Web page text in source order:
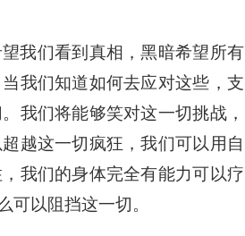
我们看到真相，黑暗希望所有
我们知道如何去应对这些，支
我们将能够笑对这一切挑战，
越这一切疯狂，我们可以用自
我们的身体完全有能力可以疗
可以阻挡这一切。